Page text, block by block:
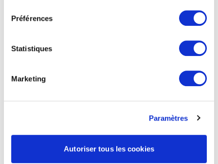
Préférences
Statistiques
Marketing
Paramètres
Autoriser tous les cookies